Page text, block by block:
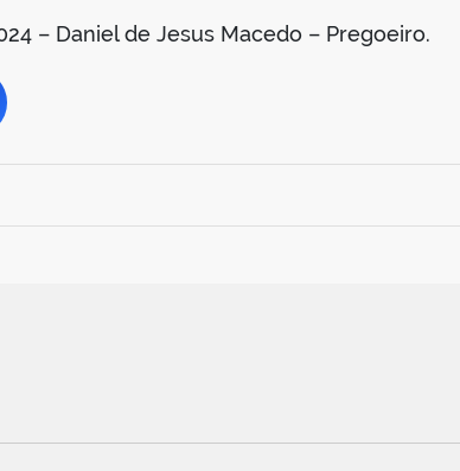
– Daniel de Jesus Macedo – Pregoeiro.